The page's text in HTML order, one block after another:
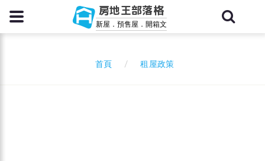
房地王部落格
新屋．預售屋．開箱文
首頁 租屋政策